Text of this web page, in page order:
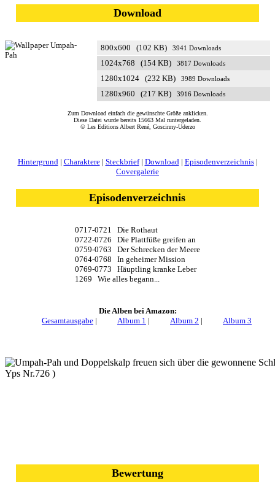
Download
800x600 (102 KB) 3941 Downloads
1024x768 (154 KB) 3817 Downloads
1280x1024 (232 KB) 3989 Downloads
1280x960 (217 KB) 3916 Downloads
Zum Download einfach die gewünschte Größe anklicken.
Diese Datei wurde bereits 15663 Mal runtergeladen.
© Les Editions Albert René, Goscinny-Uderzo
Hintergrund| Charaktere| Steckbrief| Download| Episodenverzeichnis|
Covergalerie
Episodenverzeichnis
0717-0721 Die Rothaut
0722-0726 Die Plattfüße greifen an
0759-0763 Der Schrecken der Meere
0764-0768 In geheimer Mission
0769-0773 Häuptling kranke Leber
1269 Wie alles begann...
Die Alben bei Amazon:
Gesamtausgabe | Album 1 | Album 2 | Album 3
Bewertung